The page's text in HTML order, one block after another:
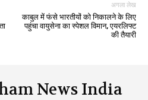
अगला लेख
काबुल में फंसे भारतीयों को निकालने के लिए
पहुंचा वायुसेना का स्पेशल विमान, एयरलिफ्ट
की तैयारी
News India